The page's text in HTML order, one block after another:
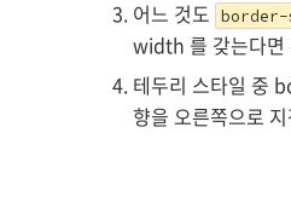
어느 것도
width 를 갖는다
테두리 스타일 중
향을 오른쪽으로